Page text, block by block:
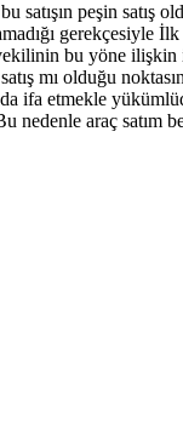
satışın peşin
bu yöne
mı olduğu
ifa etmekle
nedenle araç